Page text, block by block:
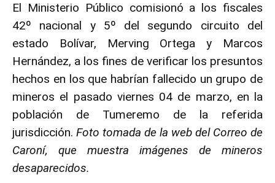
El Ministerio Público comisionó a los fiscales
42º nacional y 5º del segundo circuito del
estado Bolívar, Merving Ortega y Marcos
Hernández, a los fines de verificar los presuntos
hechos en los que habrían fallecido un grupo de
mineros el pasado viernes 04 de marzo, en la
población de Tumeremo de la referida
jurisdicción. Foto tomada de la web del Correo de
Caroní, que muestra imágenes de mineros
desaparecidos.